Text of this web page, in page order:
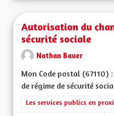
Autorisation du
sécurité sociale
Nathan Bauer
Mon Code postal (67110)
de régime de sécurité
Filtrer les résultats de la
Les services publics en